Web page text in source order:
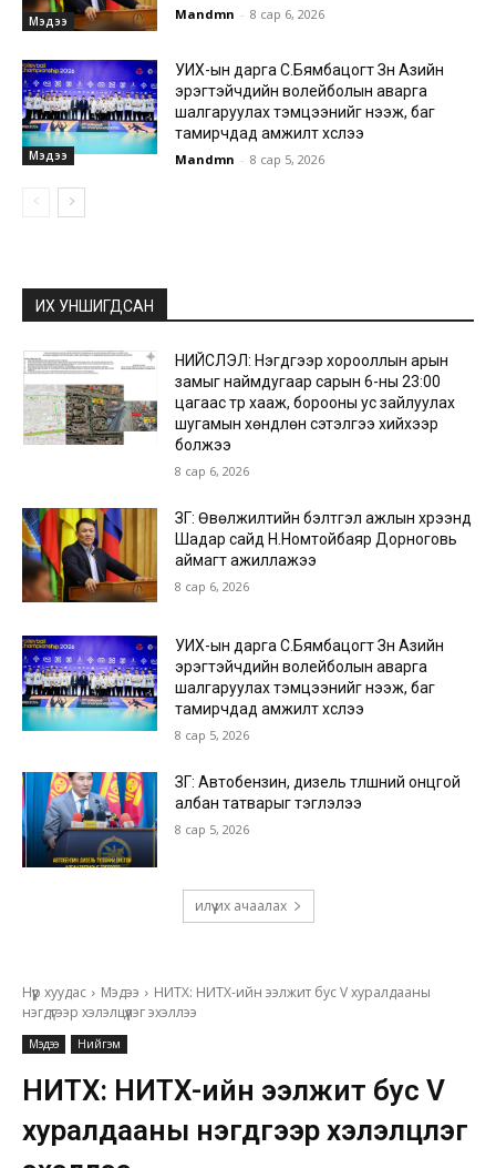
Мэдээ Mandmn - 8 сар 6, 2026
Мэдээ
УИХ-ын дарга С.Бямбацогт Зүүн Азийн
эрэгтэйчүүдийн волейболын аварга
шалгаруулах тэмцээнийг нээж, баг
тамирчдад амжилт хүслээ
Mandmn - 8 сар 5, 2026
ИХ УНШИГДСАН
НИЙСЛЭЛ: Нэгдүгээр хорооллын арын
замыг наймдугаар сарын 6-ны 23:00
цагаас түр хааж, борооны ус зайлуулах
шугамын хөндлөн сэтэлгээ хийхээр
болжээ
8 сар 6, 2026
ЗГ: Өвөлжилтийн бэлтгэл ажлын хүрээнд
Шадар сайд Н.Номтойбаяр Дорноговь
аймагт ажиллажээ
8 сар 6, 2026
УИХ-ын дарга С.Бямбацогт Зүүн Азийн
эрэгтэйчүүдийн волейболын аварга
шалгаруулах тэмцээнийг нээж, баг
тамирчдад амжилт хүслээ
8 сар 5, 2026
ЗГ: Автобензин, дизель түлшний онцгой
албан татварыг тэглэлээ
8 сар 5, 2026
илүү их ачаалах